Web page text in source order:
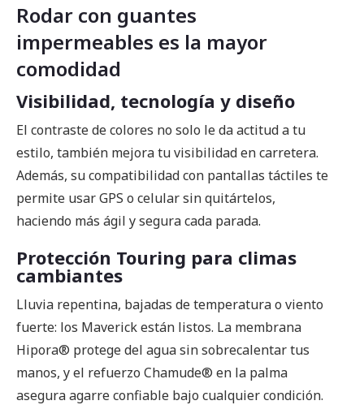
Rodar con guantes
impermeables es la mayor
comodidad
Visibilidad, tecnología y diseño
El contraste de colores no solo le da actitud a tu
estilo, también mejora tu visibilidad en carretera.
Además, su compatibilidad con pantallas táctiles te
permite usar GPS o celular sin quitártelos,
haciendo más ágil y segura cada parada.
Protección Touring para climas
cambiantes
Lluvia repentina, bajadas de temperatura o viento
fuerte: los Maverick están listos. La membrana
Hipora® protege del agua sin sobrecalentar tus
manos, y el refuerzo Chamude® en la palma
asegura agarre confiable bajo cualquier condición.